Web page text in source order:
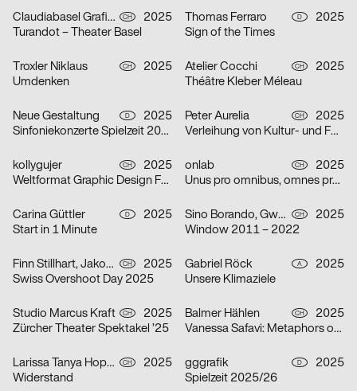
Claudiabasel Grafik + Interaktion CH
2025
Turandot – Theater Basel
Thomas Ferraro D
2025
Sign of the Times
Troxler Niklaus CH
2025
Umdenken
Atelier Cocchi CH
2025
Théâtre Kleber Méleau
Neue Gestaltung D
2025
Sinfoniekonzerte Spielzeit 2025/26
Peter Aurelia CH
2025
Verleihung von Kultur- und Förderpreis und Goldener Ehrenmedaille 2025 des Kantons Zürich
kollygujer CH
2025
Weltformat Graphic Design Festival 2025
onlab CH
2025
Unus pro omnibus, omnes pro uno
Carina Güttler D
2025
Start in 1 Minute
Sino Borando, Gwendoline Niederer, Serafina Räber CH
2025
Window 2011 – 2022
Finn Stillhart, Jakob Galler, Lorena Gamper CH
2025
Swiss Overshoot Day 2025
Gabriel Röck A
2025
Unsere Klimaziele
Studio Marcus Kraft CH
2025
Zürcher Theater Spektakel ’25
Balmer Hählen CH
2025
Vanessa Safavi: Metaphors of Gravity
Larissa Tanya Hoppeler CH
2025
Widerstand
gggrafik D
2025
Spielzeit 2025/26